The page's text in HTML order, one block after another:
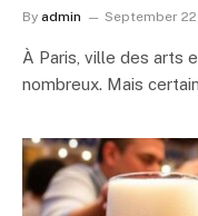
By admin September
À Paris, ville des arts
nombreux. Mais